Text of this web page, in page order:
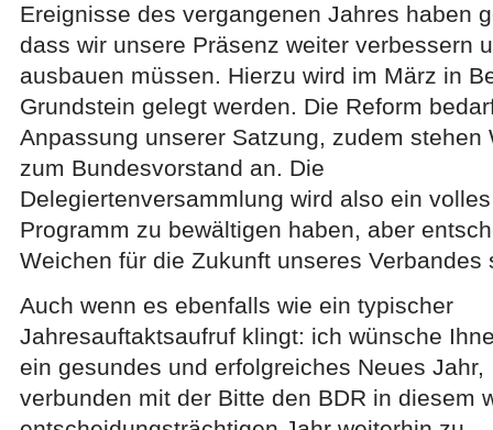
Ereignisse des vergangenen Jahres haben
dass wir unsere Präsenz weiter verbessern
ausbauen müssen. Hierzu wird im März in
Grundstein gelegt werden. Die Reform
Anpassung unserer Satzung, zudem stehen
zum Bundesvorstand an. Die
Delegiertenversammlung wird also ein volles
Programm zu bewältigen haben, aber
Weichen für die Zukunft unseres Verbandes
Auch wenn es ebenfalls wie ein typischer
Jahresauftaktsaufruf klingt: ich wünsche
ein gesundes und erfolgreiches Neues Jahr,
verbunden mit der Bitte den BDR in diesem